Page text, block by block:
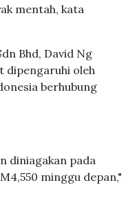
mentah, kata
Bhd, David Ng
dipengaruhi oleh
berhubung
diniagakan pada
minggu depan,"